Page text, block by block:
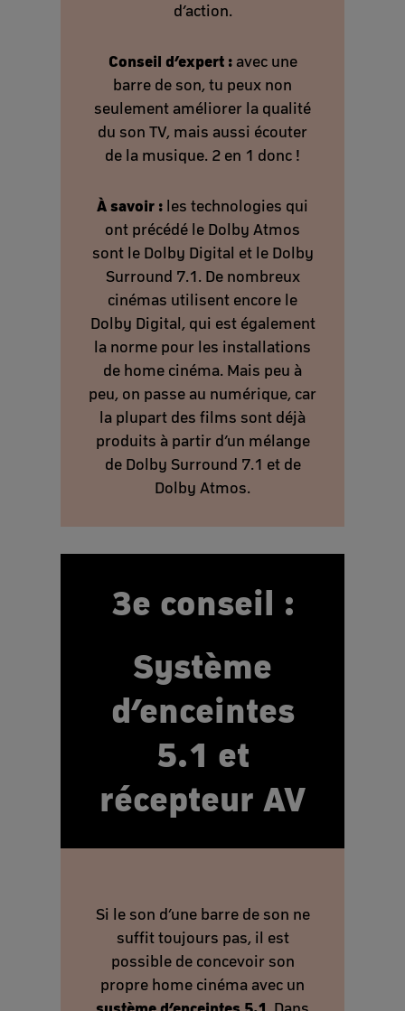
d’action.
Conseil d’expert :avec une
barre de son, tu peux non
seulement améliorer la qualité
du son TV, mais aussi écouter
de la musique. 2 en 1 donc !
À savoir : les technologies qui
ont précédé le Dolby Atmos
sont le Dolby Digital et le Dolby
Surround 7.1. De nombreux
cinémas utilisent encore le
Dolby Digital, qui est également
la norme pour les installations
de home cinéma. Mais peu à
peu, on passe au numérique, car
la plupart des films sont déjà
produits à partir d’un mélange
de Dolby Surround 7.1 et de
Dolby Atmos.
3e conseil :
Système
d’enceintes
5.1 et
récepteur AV
Si le son d’une barre de son ne
suffit toujours pas, il est
possible de concevoir son
propre home cinéma avec un